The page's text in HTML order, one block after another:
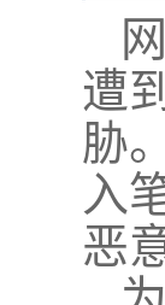
遭
胁
入
恶